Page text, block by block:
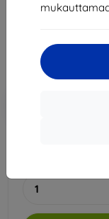
13,90 €
12,51 €
Hinta ilman ALV:tä